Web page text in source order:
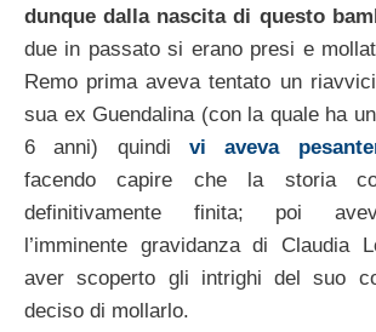
dunque dalla nascita di questo
due in passato si erano presi e
Remo prima aveva tentato un
sua ex Guendalina (con la quale ha
6 anni) quindi vi aveva
facendo capire che la storia
definitivamente finita; poi
l’imminente gravidanza di Claudia
aver scoperto gli intrighi del suo
deciso di mollarlo.